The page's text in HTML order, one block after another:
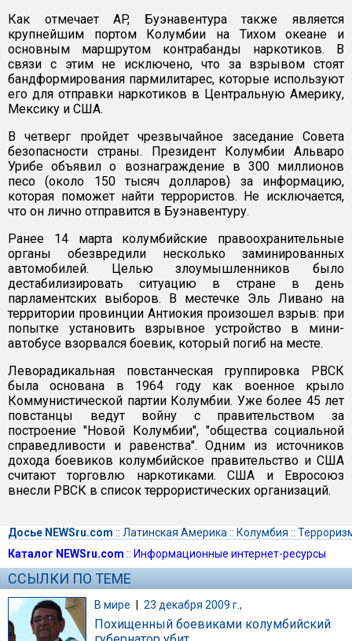
Как отмечает AP, Буэнавентура также является
крупнейшим портом Колумбии на Тихом океане и
основным маршрутом контрабанды наркотиков. В
связи с этим не исключено, что за взрывом стоят
бандформирования пармилитарес, которые используют
его для отправки наркотиков в Центральную Америку,
Мексику и США.
В четверг пройдет чрезвычайное заседание Совета
безопасности страны. Президент Колумбии Альваро
Урибе объявил о вознаграждение в 300 миллионов
песо (около 150 тысяч долларов) за информацию,
которая поможет найти террористов. Не исключается,
что он лично отправится в Буэнавентуру.
Ранее 14 марта колумбийские правоохранительные
органы обезвредили несколько заминированных
автомобилей. Целью злоумышленников было
дестабилизировать ситуацию в стране в день
парламентских выборов. В местечке Эль Ливано на
территории провинции Антиокия произошел взрыв: при
попытке установить взрывное устройство в мини-
автобусе взорвался боевик, который погиб на месте.
Леворадикальная повстанческая группировка РВСК
была основана в 1964 году как военное крыло
Коммунистической партии Колумбии. Уже более 45 лет
повстанцы ведут войну с правительством за
построение "Новой Колумбии", "общества социальной
справедливости и равенства". Одним из источников
дохода боевиков колумбийское правительство и США
считают торговлю наркотиками. США и Евросоюз
внесли РВСК в список террористических организаций.
Досье NEWSru.com :: Латинская Америка :: Колумбия ::
Каталог NEWSru.com :: Информационные интернет-ресурсы
ССЫЛКИ ПО ТЕМЕ
В мире | 23 декабря 2009 г.,
Похищенный боевиками колумбийский